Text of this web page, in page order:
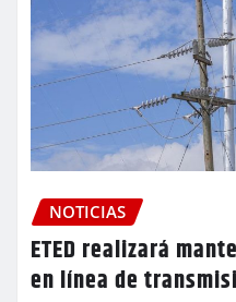
NOTICIAS
ETED realizará
en línea de